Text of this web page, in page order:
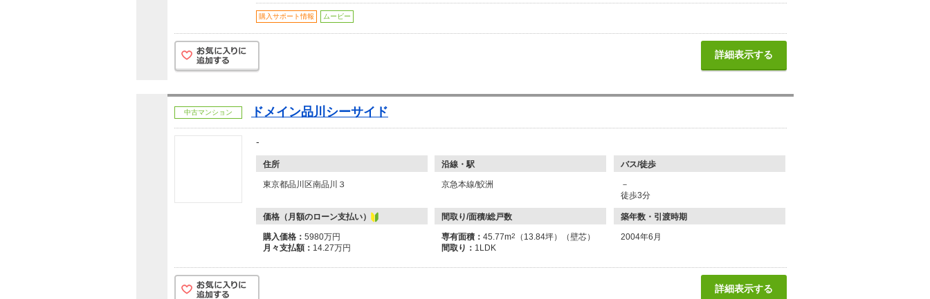
購入サポート情報 ムービー
詳細表示する
中古マンション ドメイン品川シーサイド
-
住所 沿線・駅 バス/徒歩
東京都品川区南品川３ 京急本線/鮫洲
－
徒歩3分
価格（月額のローン支払い） 間取り/面積/総戸数 築年数・引渡時期
購入価格： 5980万円
月々支払額： 14.27万円
専有面積： 45.77m2
（13.84坪）（壁芯）
間取り： 1LDK
2004年6月
詳細表示する